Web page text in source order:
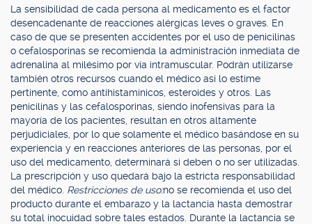
La sensibilidad de cada persona al medicamento es el factor
desencadenante de reacciones alérgicas leves o graves. En
caso de que se presenten accidentes por el uso de penicilinas
o cefalosporinas se recomienda la administración inmediata de
adrenalina al milésimo por vía intramuscular. Podrán utilizarse
también otros recursos cuando el médico así lo estime
pertinente, como antihistamínicos, esteroides y otros. Las
penicilinas y las cefalosporinas, siendo inofensivas para la
mayoría de los pacientes, resultan en otros altamente
perjudiciales, por lo que solamente el médico basándose en su
experiencia y en reacciones anteriores de las personas, por el
uso del medicamento, determinará si deben o no ser utilizadas.
La prescripción y uso quedará bajo la estricta responsabilidad
del médico. Restricciones de uso:no se recomienda el uso del
producto durante el embarazo y la lactancia hasta demostrar
su total inocuidad sobre tales estados. Durante la lactancia se